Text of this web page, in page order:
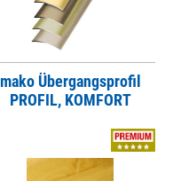
mako Übergangsprofil
PROFIL, KOMFORT